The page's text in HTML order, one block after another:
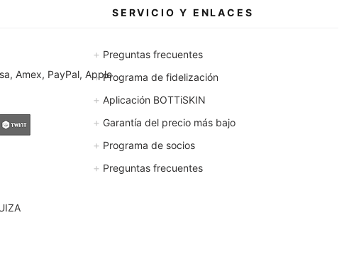
SERVICIO Y ENLACES
+ Preguntas frecuentes
+Programa de fidelización
+ Aplicación BOTTiSKIN
+ Garantía del precio más bajo
+ Programa de socios
+ Preguntas frecuentes
Amex, PayPal, Apple